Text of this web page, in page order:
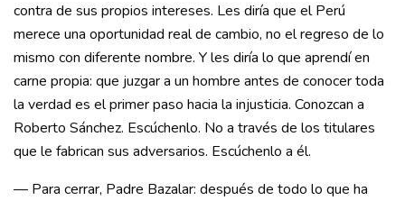
contra de sus propios intereses. Les diría que el Perú
merece una oportunidad real de cambio, no el regreso de lo
mismo con diferente nombre. Y les diría lo que aprendí en
carne propia: que juzgar a un hombre antes de conocer toda
la verdad es el primer paso hacia la injusticia. Conozcan a
Roberto Sánchez. Escúchenlo. No a través de los titulares
que le fabrican sus adversarios. Escúchenlo a él.
— Para cerrar, Padre Bazalar: después de todo lo que ha